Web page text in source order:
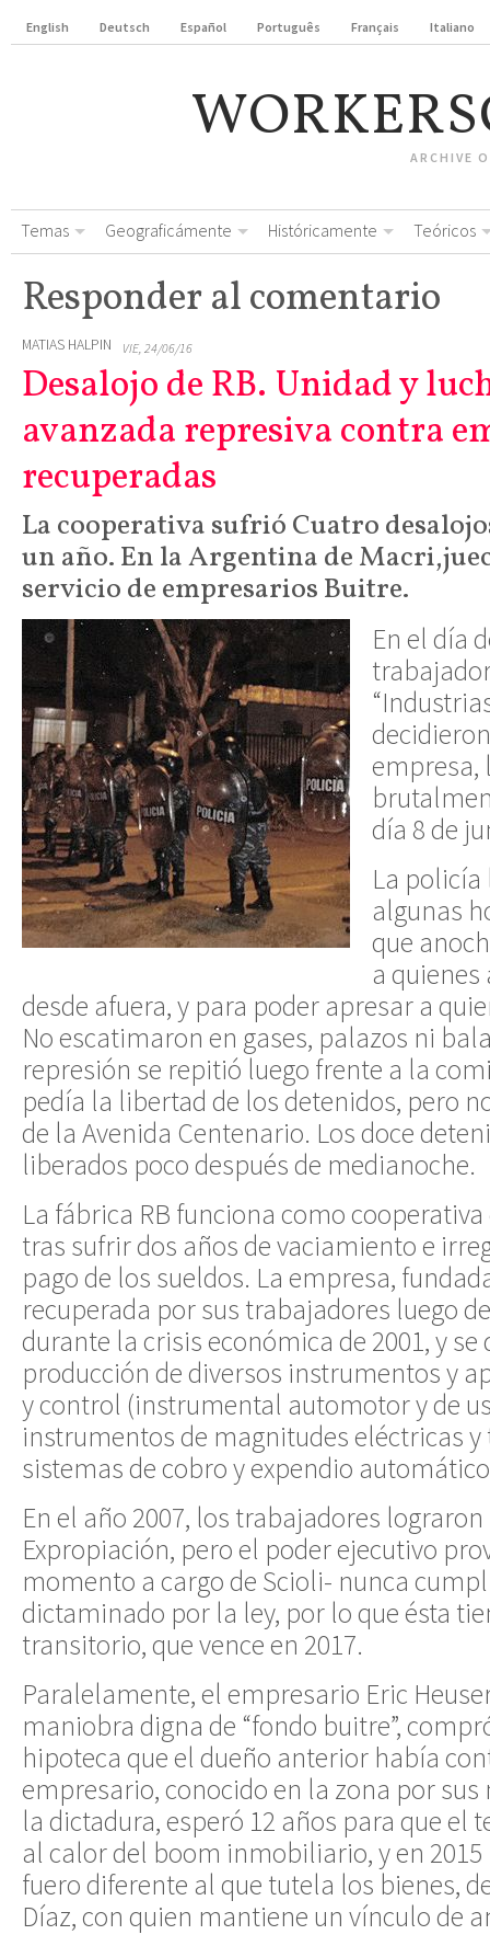
English Deutsch Español Português Français Italiano
ARCHIVE
Temas Geograficámente Históricamente Teóricos
Responder al comentario
MATIAS HALPIN VIE, 24/06/16
Desalojo de RB. Unidad y
avanzada represiva contra
recuperadas
La cooperativa sufrió Cuatro
un año. En la Argentina de
servicio de empresarios Buitre.
En el día
empresa,
día 8 de
La policía
algunas
que
a
desde afuera, y para poder apresar a
No escatimaron en gases, palazos ni
represión se repitió luego frente a la
pedía la libertad de los detenidos, pero
de la Avenida Centenario. Los doce
liberados poco después de medianoche.
La fábrica RB funciona como cooperativa
tras sufrir dos años de vaciamiento e
pago de los sueldos. La empresa,
recuperada por sus trabajadores luego
durante la crisis económica de 2001, y se
producción de diversos instrumentos y
y control (instrumental automotor y de
instrumentos de magnitudes eléctricas
sistemas de cobro y expendio
En el año 2007, los trabajadores
Expropiación, pero el poder ejecutivo
momento a cargo de Scioli- nunca
dictaminado por la ley, por lo que ésta
transitorio, que vence en 2017.
Paralelamente, el empresario Eric
maniobra digna de “fondo buitre”,
hipoteca que el dueño anterior había
empresario, conocido en la zona por sus
la dictadura, esperó 12 años para que el
al calor del boom inmobiliario, y en
fuero diferente al que tutela los bienes,
Díaz, con quien mantiene un vínculo de